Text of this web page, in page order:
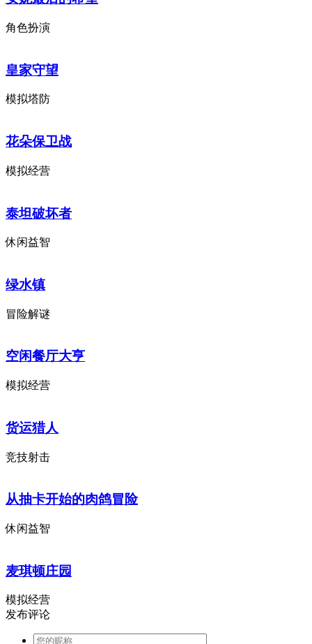
角色扮演
皇家守望
模拟塔防
花朵保卫战
模拟经营
泰坦破坏者
休闲益智
绿水镇
冒险解谜
空闲餐厅大亨
模拟经营
货运猎人
竞技射击
从抽卡开始的肉鸽冒险
休闲益智
麦琪顿庄园
模拟经营
发布评论